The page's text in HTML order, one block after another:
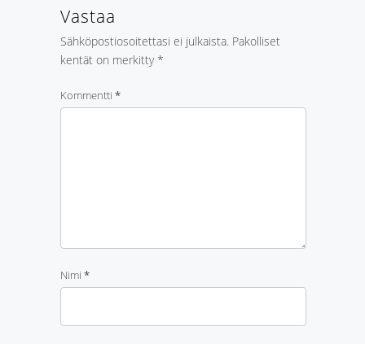
Vastaa
Sähköpostiosoitettasi ei julkaista. Pakolliset
kentät on merkitty*
Kommentti *
Nimi *